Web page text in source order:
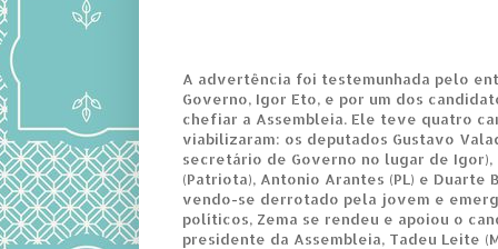
A advertência foi testemunhada pelo
Governo, Igor Eto, e por um dos
chefiar a Assembleia. Ele teve quatro
viabilizaram: os deputados Gustavo
secretário de Governo no lugar de Igor),
(Patriota), Antonio Arantes (PL) e Duarte
vendo-se derrotado pela jovem e
políticos, Zema se rendeu e apoiou o
presidente da Assembleia, Tadeu Leite